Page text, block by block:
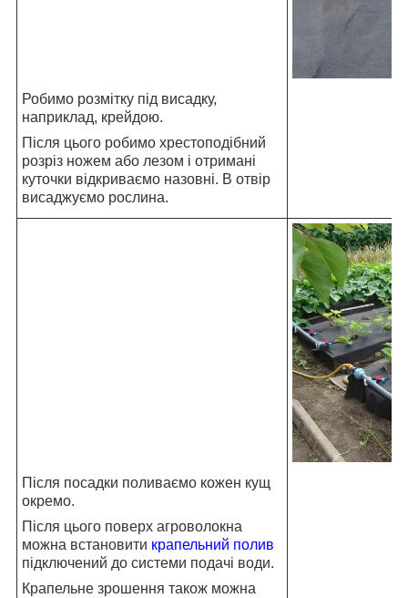
Робимо розмітку під висадку,
наприклад, крейдою.
Після цього робимо хрестоподібний
розріз ножем або лезом і отримані
куточки відкриваємо назовні. В отвір
висаджуємо рослина.
Після посадки поливаємо кожен кущ
окремо.
Після цього поверх агроволокна
можна встановити крапельний полив
підключений до системи подачі води.
Крапельне зрошення також можна